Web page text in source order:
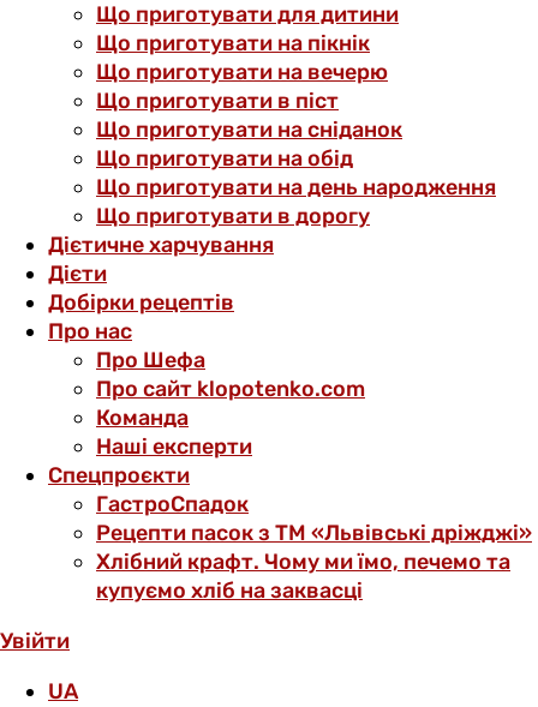
Що приготувати для дитини
Що приготувати на пікнік
Що приготувати на вечерю
Що приготувати в піст
Що приготувати на сніданок
Що приготувати на обід
Що приготувати на день народження
Що приготувати в дорогу
Дієтичне харчування
Дієти
Добірки рецептів
Про нас
Про Шефа
Про сайт klopotenko.com
Команда
Наші експерти
Спецпроєкти
ГастроСпадок
Рецепти пасок з ТМ «Львівські дріжджі»
Хлібний крафт. Чому ми їмо, печемо та
купуємо хліб на заквасці
Увійти
UA